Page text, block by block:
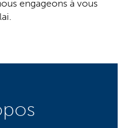
engageons à vous